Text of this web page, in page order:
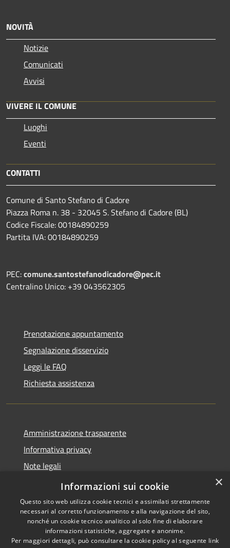
NOVITÀ
Notizie
Comunicati
Avvisi
VIVERE IL COMUNE
Luoghi
Eventi
CONTATTI
Comune di Santo Stefano di Cadore
Piazza Roma n. 38 - 32045 S. Stefano di Cadore (BL)
Codice Fiscale: 00184890259
Partita IVA: 00184890259
PEC:comune.santostefanodicadore@pec.it
Centralino Unico: +39 043562305
Prenotazione appuntamento
Segnalazione disservizio
Leggi le FAQ
Richiesta assistenza
Amministrazione trasparente
Informativa privacy
Note legali
Dichiarazione di accessibilità
Copyright © 2026 • Comune di
×
Informazioni sui cookie
Questo sito web utilizza cookie tecnici e assimilati strettamente
necessari al corretto funzionamento e alla navigazione del sito,
nonché un cookie tecnico analitico al solo fine di elaborare
informazioni statistiche, aggregate e anonime.
Per maggiori dettagli, può consultare la cookie policy al seguente link